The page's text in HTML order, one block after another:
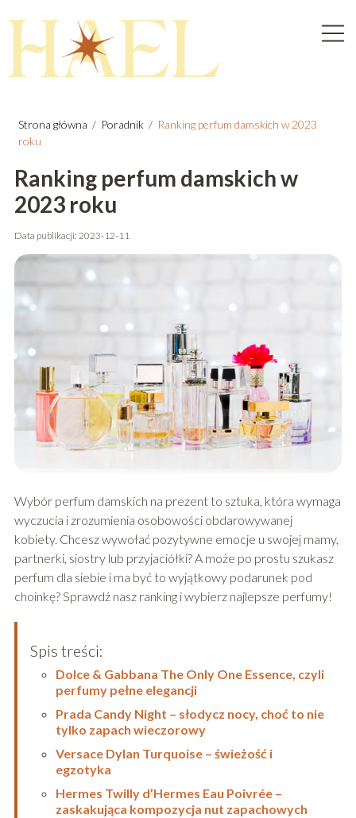
Strona główna / Poradnik / Ranking perfum damskich w 2023
roku
Ranking perfum damskich w
2023 roku
Data publikacji: 2023-12-11
Wybór perfum damskich na prezent to sztuka, która wymaga
wyczucia i zrozumienia osobowości obdarowywanej
kobiety. Chcesz wywołać pozytywne emocje u swojej mamy,
partnerki, siostry lub przyjaciółki? A może po prostu szukasz
perfum dla siebie i ma być to wyjątkowy podarunek pod
choinkę? Sprawdź nasz ranking i wybierz najlepsze perfumy!
Spis treści:
Dolce & Gabbana The Only One Essence, czyli
perfumy pełne elegancji
Prada Candy Night – słodycz nocy, choć to nie
tylko zapach wieczorowy
Versace Dylan Turquoise – świeżość i
egzotyka
Hermes Twilly d’Hermes Eau Poivrée –
zaskakująca kompozycja nut zapachowych